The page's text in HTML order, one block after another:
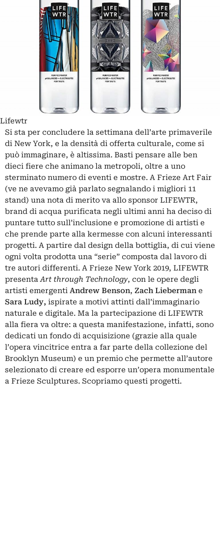
Lifewtr
Si sta per concludere la settimana dell’arte primaverile
di New York, e la densità di offerta culturale, come si
può immaginare, è altissima. Basti pensare alle ben
dieci fiere che animano la metropoli, oltre a uno
sterminato numero di eventi e mostre. A Frieze Art Fair
(ve ne avevamo già parlato segnalando i migliori 11
stand) una nota di merito va allo sponsor LIFEWTR,
brand di acqua purificata negli ultimi anni ha deciso di
puntare tutto sull’inclusione e promozione di artisti e
che prende parte alla kermesse con alcuni interessanti
progetti. A partire dal design della bottiglia, di cui viene
ogni volta prodotta una “serie” composta dal lavoro di
tre autori differenti. A Frieze New York 2019, LIFEWTR
presentaArt through Technology, con le opere degli
artisti emergenti Andrew Benson, Zach Lieberman e
Sara Ludy, ispirate a motivi attinti dall’immaginario
naturale e digitale. Ma la partecipazione di LIFEWTR
alla fiera va oltre: a questa manifestazione, infatti, sono
dedicati un fondo di acquisizione (grazie alla quale
l’opera vincitrice entra a far parte della collezione del
Brooklyn Museum) e un premio che permette all’autore
selezionato di creare ed esporre un’opera monumentale
a Frieze Sculptures. Scopriamo questi progetti.